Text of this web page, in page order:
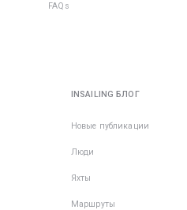
FAQs
INSAILING БЛОГ
Новые публикации
Люди
Яхты
Маршруты